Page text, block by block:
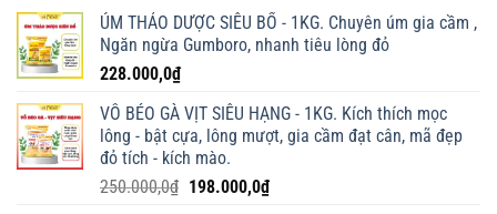
98.000,0₫
ÚM THẢO DƯỢC SIÊU BỔ - 1KG. Chuyên úm gia cầm ,
Ngăn ngừa Gumboro, nhanh tiêu lòng đỏ
228.000,0₫
VỖ BÉO GÀ VỊT SIÊU HẠNG - 1KG. Kích thích mọc
lông - bật cựa, lông mượt, gia cầm đạt cân, mã đẹp
đỏ tích - kích mào.
250.000,0₫ Giá
198.000,0₫Giá